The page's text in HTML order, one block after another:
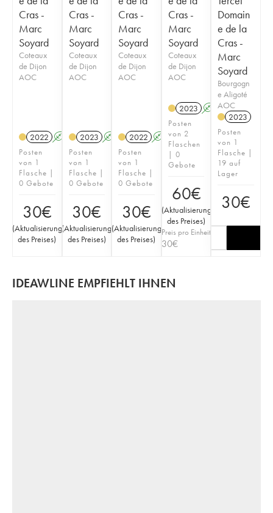
Cras -
Marc
Soyard
Coteaux
de Dijon
AOC
2022 A K
Posten
von 1
Flasche |
0 Gebote
30€
(Aktualisierung
des Preises)
Cras -
Marc
Soyard
Coteaux
de Dijon
AOC
2023 A K
Posten
von 1
Flasche |
0 Gebote
30€
(Aktualisierung
des Preises)
Cras -
Marc
Soyard
Coteaux
de Dijon
AOC
2022 A K
Posten
von 1
Flasche |
0 Gebote
30€
(Aktualisierung
des Preises)
Cras -
Marc
Soyard
Coteaux
de Dijon
AOC
2023 A K
Posten
von 2
Flaschen
| 0
Gebote
60€
(Aktualisierung
des Preises)
Preis pro Einheit
30€
Domain
e de la
Cras -
Marc
Soyard
Bourgogn
e Aligoté
AOC
2023
Posten
von 1
Flasche |
19 auf
Lager
30€
IDEAWLINE EMPFIEHLT IHNEN